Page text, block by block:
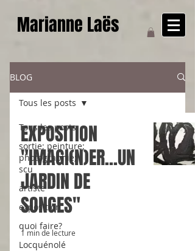
Marianne Laës
BLOG
Tous les posts
sortie; peinture;
photographie;
scu
artiste
exposition
quoi faire?
Locquénolé
Tous les posts
EXPOSITION
"IMAGI(N)ER...UN
JARDIN DE
SONGES"
1 min de lecture